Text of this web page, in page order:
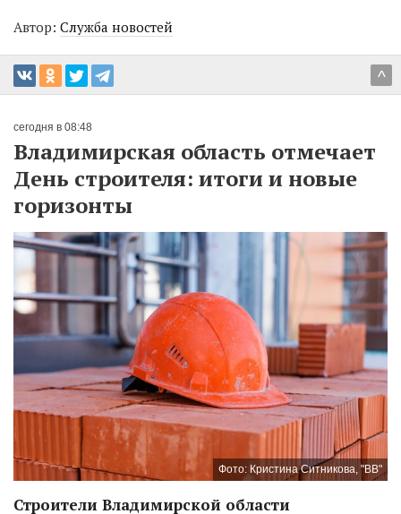
Автор: Служба новостей
^
сегодня в 08:48
Владимирская область отмечает
День строителя: итоги и новые
горизонты
Фото: Кристина Ситникова, "ВВ"
Строители Владимирской области